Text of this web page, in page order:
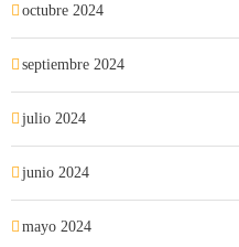
octubre 2024
septiembre 2024
julio 2024
junio 2024
mayo 2024